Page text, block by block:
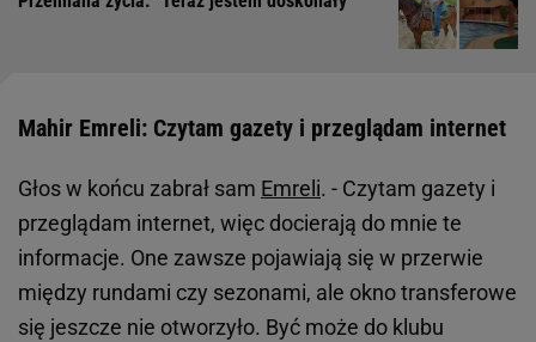
Mahir Emreli: Czytam gazety i przeglądam internet
Głos w końcu zabrał sam Emreli. - Czytam gazety i
przeglądam internet, więc docierają do mnie te
informacje. One zawsze pojawiają się w przerwie
między rundami czy sezonami, ale okno transferowe
się jeszcze nie otworzyło. Być może do klubu